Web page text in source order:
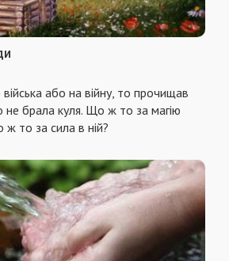
або на війну, то прочищав
брала куля. Що ж то за магію
то за сила в ній?